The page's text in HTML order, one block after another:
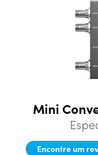
Denmark
Mini
Encontre um